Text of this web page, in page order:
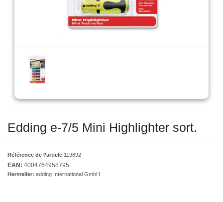
Edding e-7/5 Mini Highlighter sort.
Référence de l’article 119892
EAN: 4004764958795
Hersteller: edding International GmbH